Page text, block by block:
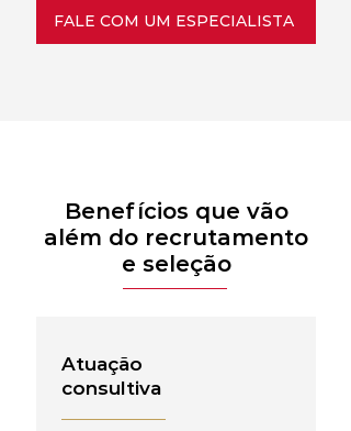
FALE COM UM ESPECIALISTA
Benefícios que vão
além do recrutamento
e seleção
Atuação
consultiva